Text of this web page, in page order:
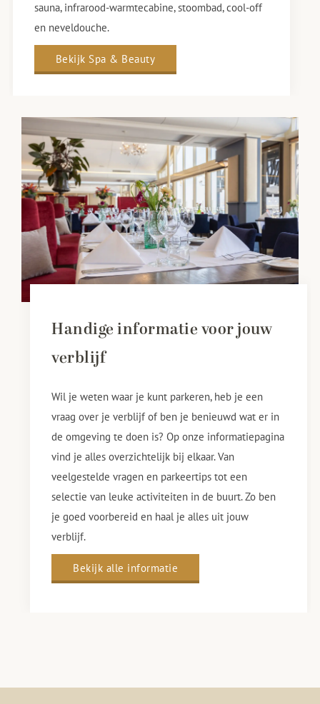
sauna, infrarood-warmtecabine, stoombad, cool-off
en neveldouche.
Bekijk Spa & Beauty
Handige informatie voor jouw
verblijf
Wil je weten waar je kunt parkeren, heb je een
vraag over je verblijf of ben je benieuwd wat er in
de omgeving te doen is? Op onze informatiepagina
vind je alles overzichtelijk bij elkaar. Van
veelgestelde vragen en parkeertips tot een
selectie van leuke activiteiten in de buurt. Zo ben
je goed voorbereid en haal je alles uit jouw
verblijf.
Bekijk alle informatie